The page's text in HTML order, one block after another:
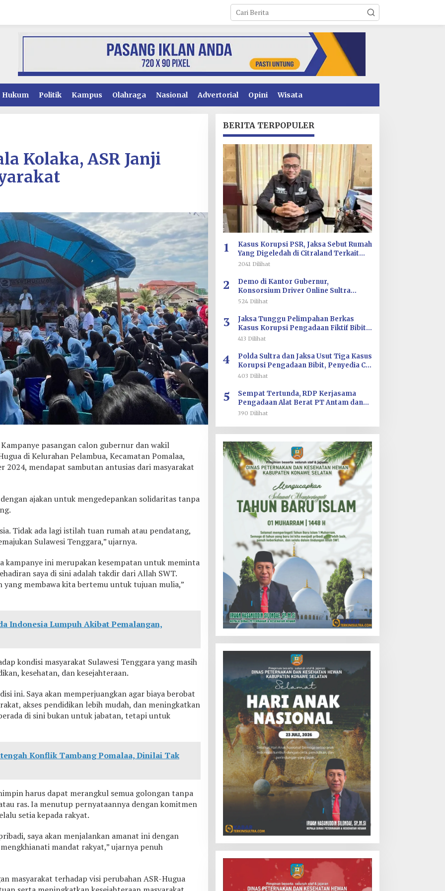
Hukum Politik Kampus Olahraga Nasional Advertorial Opini Wisata
Kolaka, ASR Janji
pasangan calon gubernur dan wakil
di Kelurahan Pelambua, Kecamatan Pomalaa,
2024, mendapat sambutan antusias dari masyarakat
ajakan untuk mengedepankan solidaritas tanpa
Tidak ada lagi istilah tuan rumah atau pendatang,
Sulawesi Tenggara,” ujarnya.
kampanye ini merupakan kesempatan untuk meminta
saya di sini adalah takdir dari Allah SWT.
yang membawa kita bertemu untuk tujuan mulia,”
Indonesia Lumpuh Akibat Pemalangan,
kondisi masyarakat Sulawesi Tenggara yang masih
kesehatan, dan kesejahteraan.
ini. Saya akan memperjuangkan agar biaya berobat
akses pendidikan lebih mudah, dan meningkatkan
di sini bukan untuk jabatan, tetapi untuk
Konflik Tambang Pomalaa, Dinilai Tak
harus dapat merangkul semua golongan tanpa
ras. Ia menutup pernyataannya dengan komitmen
setia kepada rakyat.
saya akan menjalankan amanat ini dengan
mandat rakyat,” ujarnya penuh
masyarakat terhadap visi perubahan ASR-Hugua
BERITA TERPOPULER
1
Kasus Korupsi PSR, Jaksa Sebut Rumah
Yang Digeledah di Citraland Terkait
Saksi AA
2041 Dilihat
2
Demo di Kantor Gubernur,
Konsorsium Driver Online Sultra
Tuntut Evaluasi Tarif dan Pengawasan
524 Dilihat
3
Jaksa Tunggu Pelimpahan Berkas
Kasus Korupsi Pengadaan Fiktif Bibit
CV Wahana Multi Cipta Rp26 Miliar
413 Dilihat
4
Polda Sultra dan Jaksa Usut Tiga Kasus
Korupsi Pengadaan Bibit, Penyedia CV
Wahana Multi Cipta Terperiksa
403 Dilihat
5
Sempat Tertunda, RDP Kerjasama
Pengadaan Alat Berat PT Antam dan
PT SJS Besok Digelar di DPRD Sultra
390 Dilihat